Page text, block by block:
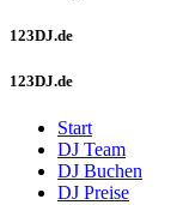
123DJ.de
123DJ.de
Start
DJ Team
DJ Buchen
DJ Preise